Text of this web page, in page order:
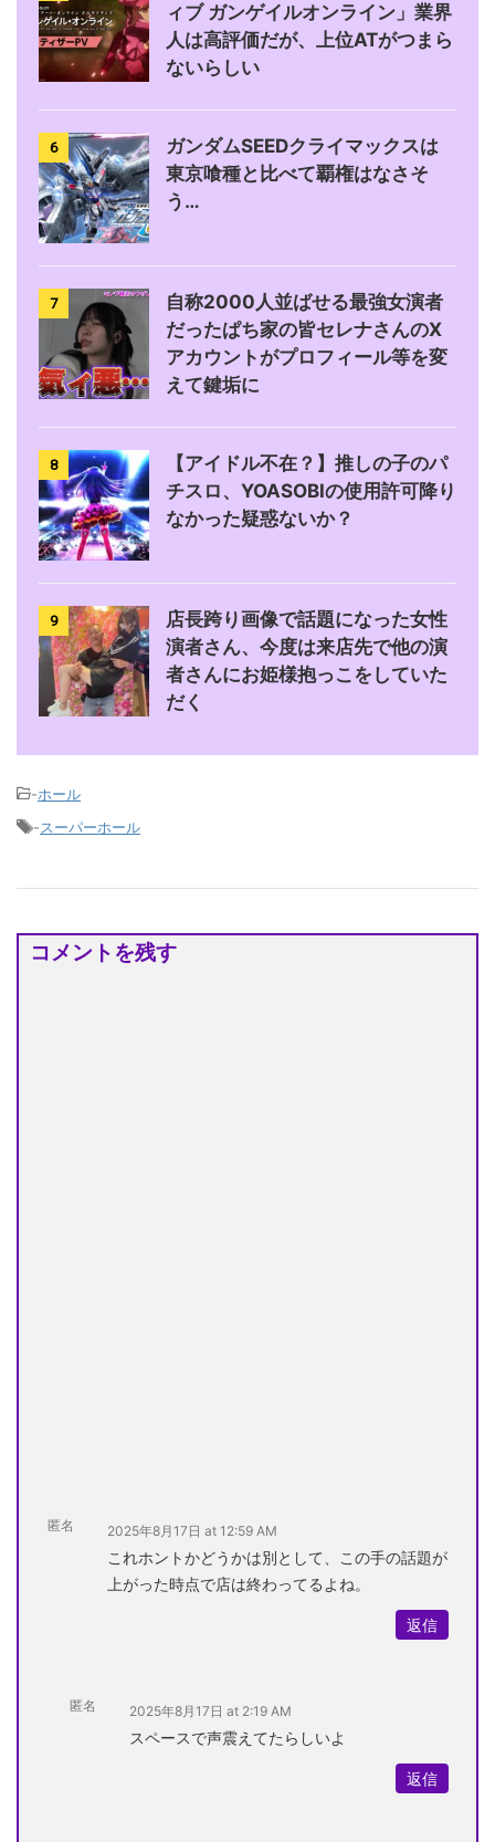
ィブ ガンゲイルオンライン」業界
人は高評価だが、上位ATがつまら
ないらしい
6
ガンダムSEEDクライマックスは
東京喰種と比べて覇権はなさそ
う…
7
自称2000人並ばせる最強女演者
だったぱち家の皆セレナさんのX
アカウントがプロフィール等を変
えて鍵垢に
8
【アイドル不在？】推しの子のパ
チスロ、YOASOBIの使用許可降り
なかった疑惑ないか？
9
店長跨り画像で話題になった女性
演者さん、今度は来店先で他の演
者さんにお姫様抱っこをしていた
だく
-ホール
-スーパーホール
コメントを残す
匿名 2025年8月17日 at 12:59 AM
これホントかどうかは別として、この手の話題が
上がった時点で店は終わってるよね。
返信
匿名 2025年8月17日 at 2:19 AM
スペースで声震えてたらしいよ
返信